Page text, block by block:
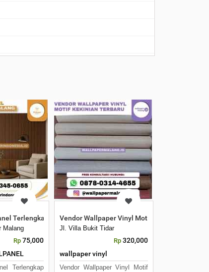
Terlengkap di Malang
Malang
Rp 75,000
Terlengkap
Vendor Wallpaper Vinyl Motif Kekinian Terbaru
Jl. Villa Bukit Tidar
Rp 320,000
wallpaper vinyl
Vendor Wallpaper Vinyl Motif